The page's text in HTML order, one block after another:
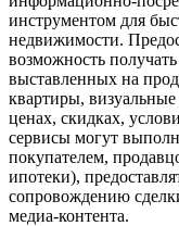
инструментом для
недвижимости.
возможность
выставленных на
квартиры,
ценах, скидках,
сервисы могут
покупателем,
ипотеки),
сопровождению
медиа-контента.